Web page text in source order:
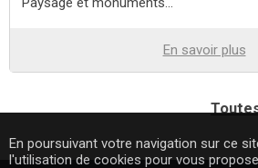
En savoir plus
En poursuivant votre navigation sur ce
l'utilisation de cookies pour vous